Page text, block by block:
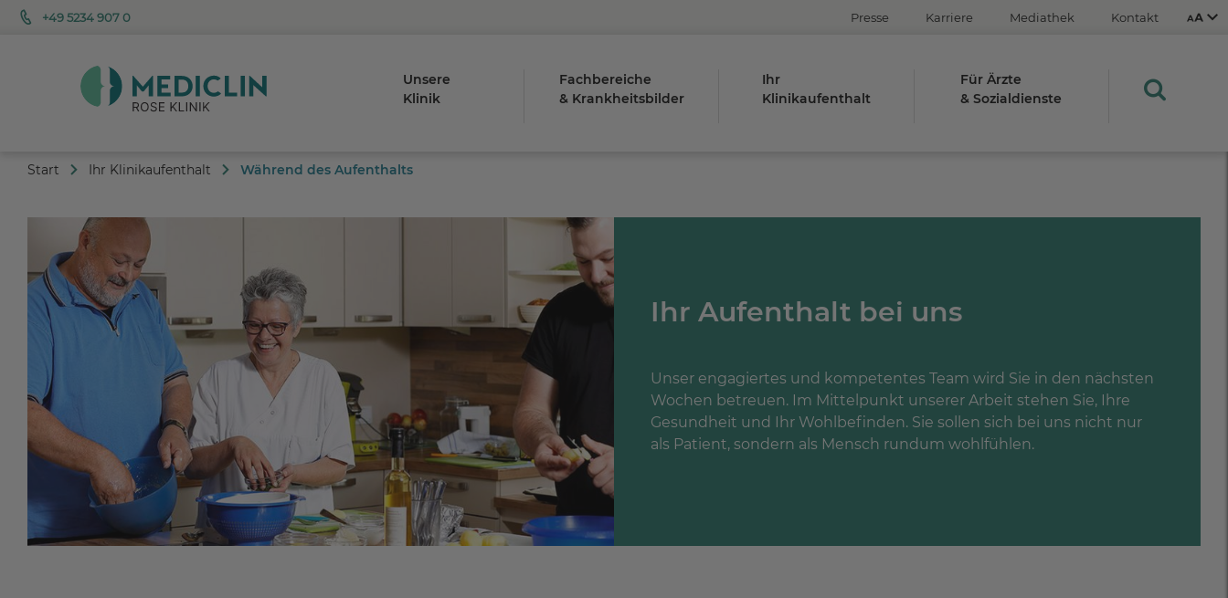
+49 5234 907 0 Presse Karriere Mediathek Kontakt
Unsere
Klinik
Fachbereiche
& Krankheitsbilder
Ihr
Klinikaufenthalt
Für Ärzte
& Sozialdienste
Start Ihr Klinikaufenthalt Während des Aufenthalts
Ihr Aufenthalt bei uns
Unser engagiertes und kompetentes Team wird Sie in den nächsten
Wochen betreuen. Im Mittelpunkt unserer Arbeit stehen Sie, Ihre
Gesundheit und Ihr Wohlbefinden. Sie sollen sich bei uns nicht nur
als Patient, sondern als Mensch rundum wohlfühlen.